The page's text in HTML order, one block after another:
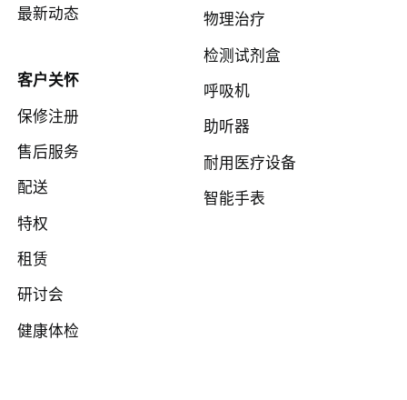
最新动态
客户关怀
保修注册
售后服务
配送
特权
租赁
研讨会
健康体检
物理治疗
检测试剂盒
呼吸机
助听器
耐用医疗设备
智能手表